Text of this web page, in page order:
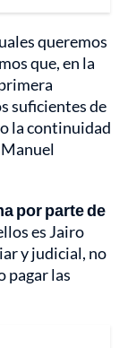
queremos
que, en la
suficientes de
la continuidad
Manuel
por parte de
es Jairo
y judicial, no
pagar las